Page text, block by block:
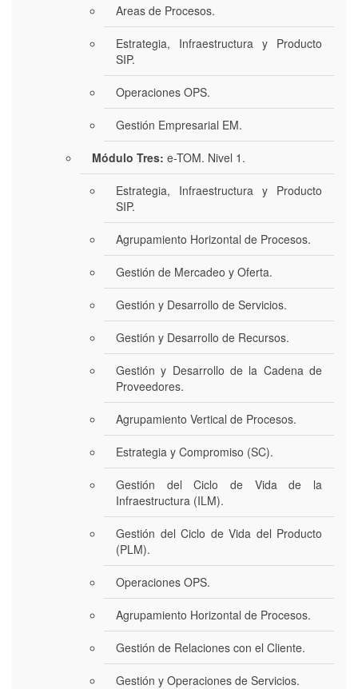
Areas de Procesos.
Estrategia, Infraestructura y Producto
SIP.
Operaciones OPS.
Gestión Empresarial EM.
Módulo Tres: e-TOM. Nivel 1.
Estrategia, Infraestructura y Producto
SIP.
Agrupamiento Horizontal de Procesos.
Gestión de Mercadeo y Oferta.
Gestión y Desarrollo de Servicios.
Gestión y Desarrollo de Recursos.
Gestión y Desarrollo de la Cadena de
Proveedores.
Agrupamiento Vertical de Procesos.
Estrategia y Compromiso (SC).
Gestión del Ciclo de Vida de la
Infraestructura (ILM).
Gestión del Ciclo de Vida del Producto
(PLM).
Operaciones OPS.
Agrupamiento Horizontal de Procesos.
Gestión de Relaciones con el Cliente.
Gestión y Operaciones de Servicios.